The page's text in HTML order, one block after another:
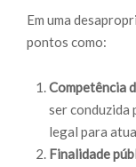
Em uma
pontos como:
Competência
ser conduzida
legal para
Finalidade